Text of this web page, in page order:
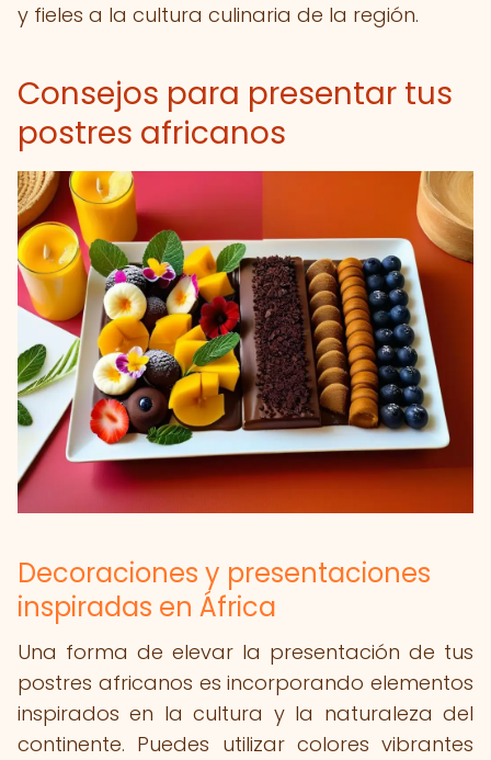
y fieles a la cultura culinaria de la región.
Consejos para presentar tus
postres africanos
Decoraciones y presentaciones
inspiradas en África
Una forma de elevar la presentación de tus
postres africanos es incorporando elementos
inspirados en la cultura y la naturaleza del
continente. Puedes utilizar colores vibrantes